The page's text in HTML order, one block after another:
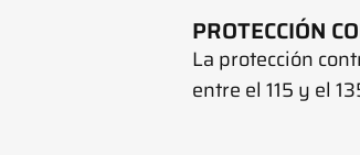
PROTECCIÓN
La protección
entre el 115 y el